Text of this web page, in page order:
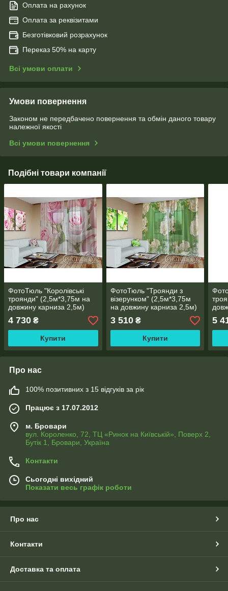
Оплата на рахунок
Оплата за реквізитами
Безготівковий розрахунок
Переказ 50% на карту
Всі умови оплати
Умови повернення
Законом не передбачено повернення та обмін даного товару
належної якості
Всі умови повернення
Подібні товари компанії
ФотоТюль "Королівські
троянди" (2,5м*3,75м на
довжину карниза 2,5м)
4 730 ₴
Купити
ФотоТюль "Троянди з
візерунком" (2,5м*3,75м
на довжину карниза 2,5м)
3 510₴
Купити
5
Про нас
100% позитивних з 15 відгуків за рік
Працює з 17.07.2012
м. Бровари
вул. Короленко, 72, ТЦ «Ринок на Київській», Поверх 2,
Бутік 1, Бровари, Україна
Контакти
Сьогодні вихідний
Показати весь графік роботи
Про нас
Контакти
Доставка та оплата